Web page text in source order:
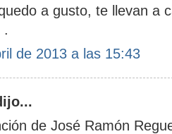
a gusto, te llevan a
.
de 2013 a las 15:43
de José Ramón